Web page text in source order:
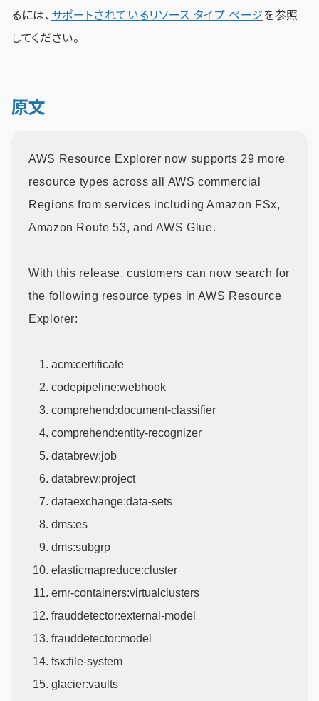
るには、 サポートされているリソース タイプ ページを参照
してください。
原文
AWS Resource Explorer now supports 29 more
resource types across all AWS commercial
Regions from services including Amazon FSx,
Amazon Route 53, and AWS Glue.
With this release, customers can now search for
the following resource types in AWS Resource
Explorer:
acm:certificate
codepipeline:webhook
comprehend:document-classifier
comprehend:entity-recognizer
databrew:job
databrew:project
dataexchange:data-sets
dms:es
dms:subgrp
elasticmapreduce:cluster
emr-containers:virtualclusters
frauddetector:external-model
frauddetector:model
fsx:file-system
glacier:vaults